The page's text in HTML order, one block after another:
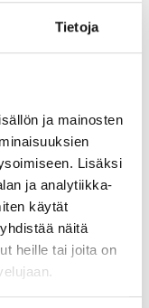
Tietoja
ja mainosten
Lisäksi
ja analytiikka-
käytät
näitä
heille tai joita on